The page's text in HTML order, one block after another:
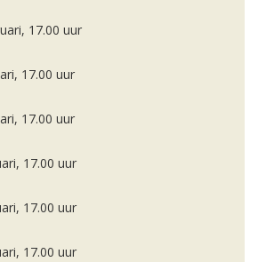
17.00 uur
17.00 uur
17.00 uur
17.00 uur
17.00 uur
17.00 uur